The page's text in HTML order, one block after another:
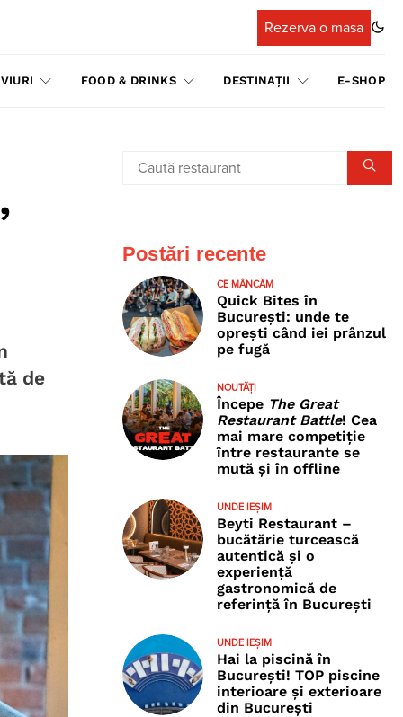
Rezerva o masa
FOOD & DRINKS DESTINAȚII E-SHOP
de
Postări recente
CE MÂNCĂM
Quick Bites în
București: unde te
oprești când iei prânzul
pe fugă
NOUTĂȚI
Începe The Great
Restaurant Battle! Cea
mai mare competiție
între restaurante se
mută și în offline
UNDE IEȘIM
Beyti Restaurant –
bucătărie turcească
autentică și o
experiență
gastronomică de
referință în București
UNDE IEȘIM
Hai la piscină în
București! TOP piscine
interioare și exterioare
din București